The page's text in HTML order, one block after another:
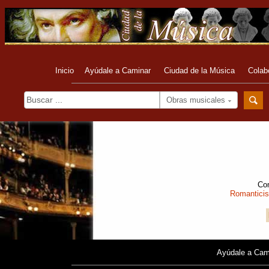
Inicio Ayúdale a Caminar Ciudad de la Música
Obras musicales
Ayúdale a